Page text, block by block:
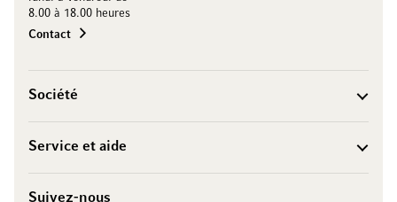
8.00 à 18.00 heures
Contact
Société
Service et aide
Suivez-nous